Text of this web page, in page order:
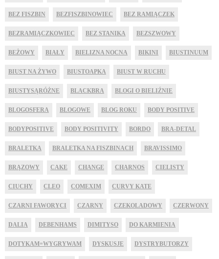
BEZ FISZBIN BEZFISZBINOWIEC BEZ RAMIĄCZEK
BEZRAMIĄCZKOWIEC BEZ STANIKA BEZSZWOWY
BEŻOWY BIAŁY BIELIZNA NOCNA BIKINI BIUSTINUUM
BIUST NA ŻYWO BIUSTOAPKA BIUST W RUCHU
BIUSTYSĄRÓŻNE BLACKBRA BLOGI O BIELIŹNIE
BLOGOSFERA BLOGOWE BLOG ROKU BODY POSITIVE
BODYPOSITIVE BODY POSITIVITY BORDO BRA-DETAL
BRALETKA BRALETKA NA FISZBINACH BRAVISSIMO
BRĄZOWY CAKE CHANGE CHARNOS CIELISTY
CIUCHY CLEO COMEXIM CURVY KATE
CZARNI FAWORYCI CZARNY CZEKOLADOWY CZERWONY
DALIA DEBENHAMS DIMITYSO DO KARMIENIA
DOTYKAM=WYGRYWAM DYSKUSJE DYSTRYBUTORZY